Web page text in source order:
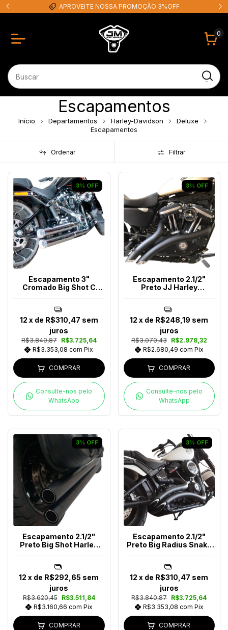
APROVEITE NOSSA PROMOÇÃO 3%OFF
0
Escapamentos
Início Departamentos Harley-Davidson
Deluxe
Escapamentos
Ordenar Filtrar
3% OFF
Escapamento 3"
Cromado Big Shot C
R$3.840,87
R$3.725,64
R$3.353,08com Pix
12 x de R$310,47 sem
juros
COMPRAR
Consulte-nos pelo
WhatsApp
3% OFF
Escapamento 2.1/2"
Preto JJ Harley
R$3.070,43
R$2.978,32
R$2.680,49 com Pix
12 x de R$248,19 sem
juros
COMPRAR
Consulte-nos pelo
WhatsApp
3% OFF
Escapamento 2.1/2"
Preto Big Shot Harley
R$3.620,45
R$3.511,84
R$3.160,66 com Pix
12 x de R$292,65 sem
juros
COMPRAR
3% OFF
Escapamento 2.1/2"
Preto Big Radius Snake
R$3.840,87 R$3.725,64
R$3.353,08 com Pix
12 x de R$310,47 sem
juros
COMPRAR